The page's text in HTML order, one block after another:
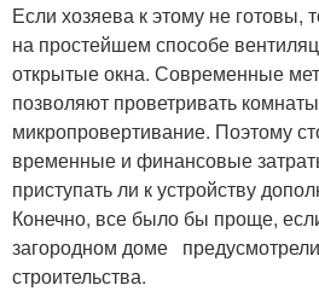
Если хозяева к этому не готовы,
на простейшем способе
открытые окна. Современные
позволяют проветривать
микропровертивание. Поэтому
временные и финансовые
приступать ли к устройству
Конечно, все было бы проще,
загородном доме
строительства.